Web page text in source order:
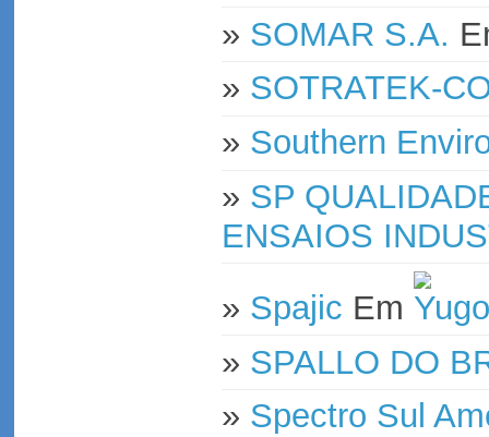
» SOMAR S.A.
» SOTRATEK-
» Southern
» SP
ENSAIOS
» Spajic Em
» SPALLO DO
» Spectro Sul